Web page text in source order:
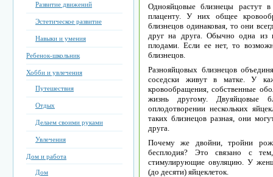
Развитие движений
Эстетическое развитие
Навыки и умения
Ребенок-школьник
Хобби и увлечения
Путешествия
Отдых
Делаем своими руками
Увлечения
Дом и работа
Дом
Однояйцовые близнецы растут
плаценту. У них общее
близнецов одинаковая, то они
друг на друга. Обычно одна из
плодами. Если ее нет, то
близнецов.
Разнояйцовых близнецов
соседски живут в матке. У
кровообращения, собственные
жизнь другому. Двуяйцовые
оплодотворении нескольких
таких близнецов разная, они
друга.
Почему же двойни, тройни
бесплодия? Это связано с
стимулирующие овуляцию. У
(до десяти) яйцеклеток.